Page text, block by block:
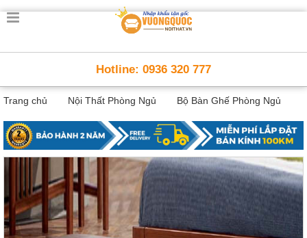
Trang
Thông
Minh
thất
thông
minh
Nội
Thất
Trẻ
Em
Giường
Hotline: 0936 320 777
Trang chủ Nội Thất Phòng Ngủ Bộ Bàn Ghế Phòng Ngủ